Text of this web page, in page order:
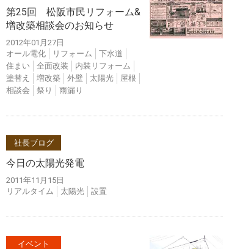
第25回 松阪市民リフォーム&
増改築相談会のお知らせ
2012年01月27日
オール電化
リフォーム
下水道
住まい
全面改装
内装リフォーム
塗替え
増改築 外壁 太陽光
屋根
相談会
祭り 雨漏り
社長ブログ
今日の太陽光発電
2011年11月15日
リアルタイム
太陽光 設置
イベント